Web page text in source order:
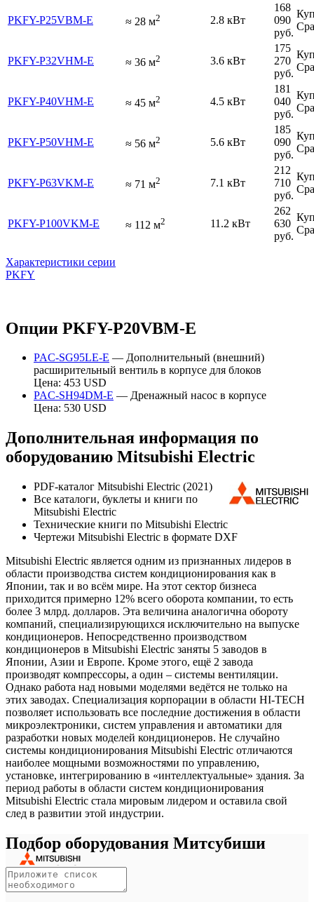
PKFY-P25VBM-E ≈ 28 м2 2.8 кВт
168
090
руб.
PKFY-P32VHM-E ≈ 36 м2 3.6 кВт
175
270
руб.
PKFY-P40VHM-E ≈ 45 м2 4.5 кВт
181
040
руб.
PKFY-P50VHM-E ≈ 56 м2 5.6 кВт
185
090
руб.
PKFY-P63VKM-E ≈ 71 м2 7.1 кВт
212
710
руб.
PKFY-P100VKM-E ≈ 112 м2 11.2 кВт
262
630
руб.
Характеристики серии
PKFY
Опции PKFY-P20VBM-E
PAC-SG95LE-E — Дополнительный (внешний)
расширительный вентиль в корпусе для блоков
Цена: 453 USD
PAC-SH94DM-E — Дренажный насос в корпусе
Цена: 530 USD
Дополнительная информация по
оборудованию Mitsubishi Electric
PDF-каталог Mitsubishi Electric (2021)
Все каталоги, буклеты и книги по
Mitsubishi Electric
Технические книги по Mitsubishi Electric
Чертежи Mitsubishi Electric в формате DXF
Mitsubishi Electric является одним из признанных лидеров в
области производства систем кондиционирования как в
Японии, так и во всём мире. На этот сектор бизнеса
приходится примерно 12% всего оборота компании, то есть
более 3 млрд. долларов. Эта величина аналогична обороту
компаний, специализирующихся исключительно на выпуске
кондиционеров. Непосредственно производством
кондиционеров в Mitsubishi Electric заняты 5 заводов в
Японии, Азии и Европе. Кроме этого, ещё 2 завода
производят компрессоры, а один – системы вентиляции.
Однако работа над новыми моделями ведётся не только на
этих заводах. Специализация корпорации в области HI-TECH
позволяет использовать все последние достижения в области
микроэлектроники, систем управления и автоматики для
разработки новых моделей кондиционеров. Не случайно
системы кондиционирования Mitsubishi Electric отличаются
наиболее мощными возможностями по управлению,
установке, интегрированию в «интеллектуальные» здания. За
период работы в области систем кондиционирования
Mitsubishi Electric стала мировым лидером и оставила свой
след в развитии этой индустрии.
Подбор оборудования Митсубиши